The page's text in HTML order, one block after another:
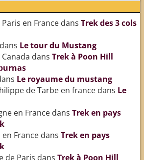
en Francedans Trek des 3 cols
Le tour du Mustang
dans Trek à Poon Hill
Le royaume du mustang
de Tarbe en francedans Le
en Francedans Trek en pays
Francedans Trek en pays
de Paris dans Trek à Poon Hill